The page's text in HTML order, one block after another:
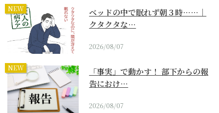
NEW
ベッドの中で眠れず朝３時……｜
クタクタな…
2026/08/07
NEW
「事実」で動かす！ 部下からの報
告におけ…
2026/08/07